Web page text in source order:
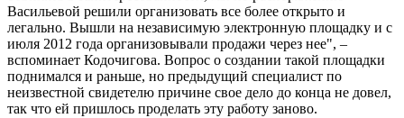
Васильевой решили организовать все более открыто и
легально. Вышли на независимую электронную площадку и с
июля 2012 года организовывали продажи через нее", –
вспоминает Кодочигова. Вопрос о создании такой площадки
поднимался и раньше, но предыдущий специалист по
неизвестной свидетелю причине свое дело до конца не довел,
так что ей пришлось проделать эту работу заново.